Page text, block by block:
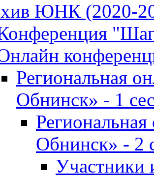
ЮНК (2020-
Региональная
Обнинск» - 1
Обнинск» - 2
Участники